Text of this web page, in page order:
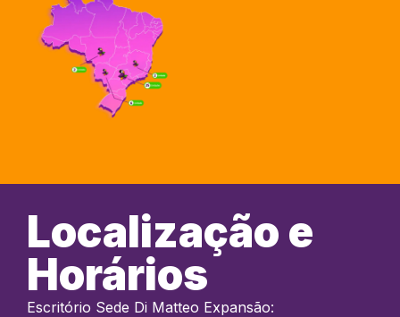
Localização e
Horários
Escritório Sede Di Matteo Expansão: